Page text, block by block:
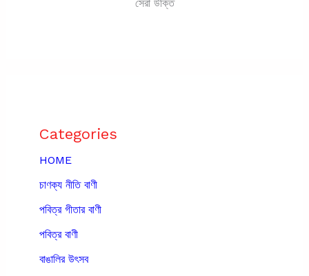
সেরা উক্তি
Categories
HOME
চাণক্য নীতি বাণী
পবিত্র গীতার বাণী
পবিত্র বাণী
বাঙালির উৎসব